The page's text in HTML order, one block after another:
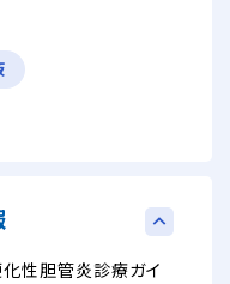
性胆管炎診療ガイ